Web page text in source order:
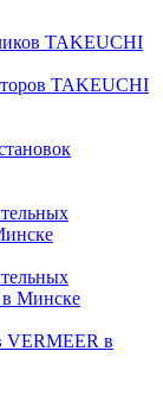
TAKEUCHI
TAKEUCHI
Минске
VERMEER в